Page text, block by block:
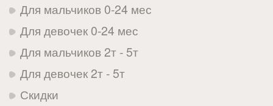
Для мальчиков 0-24 мес
Для девочек 0-24 мес
Для мальчиков 2т - 5т
Для девочек 2т - 5т
Скидки